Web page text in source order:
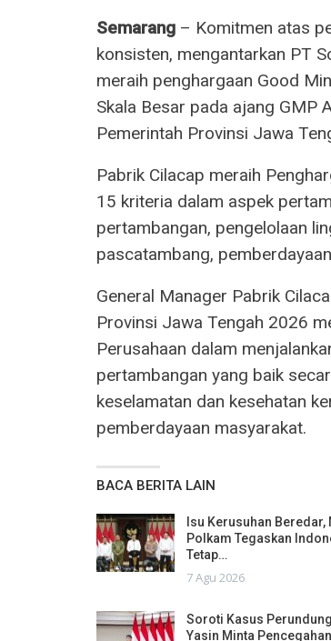
Semarang – Komitmen atas
konsisten, mengantarkan PT
meraih penghargaan Good
Skala Besar pada ajang GMP
Pemerintah Provinsi Jawa
Pabrik Cilacap meraih
15 kriteria dalam aspek
pertambangan, pengelolaan
pascatambang,
General Manager Pabrik
Provinsi Jawa Tengah 2026
Perusahaan dalam
pertambangan yang baik
keselamatan dan kesehatan
pemberdayaan masyarakat.
BACA BERITA LAIN
Isu Kerusuhan Beredar,
Polkam Tegaskan
Tetap…
7 Agu 2026
Soroti Kasus
Yasin Minta